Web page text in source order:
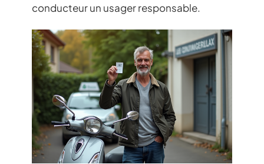
conducteur un usager responsable.